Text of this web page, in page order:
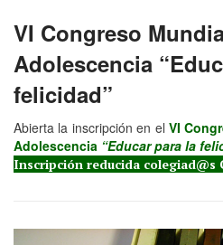
VI Congreso
Adolescencia
felicidad”
Abierta la inscripción en el VI
Adolescencia “Educar para la
Inscripción reducida colegiad@s